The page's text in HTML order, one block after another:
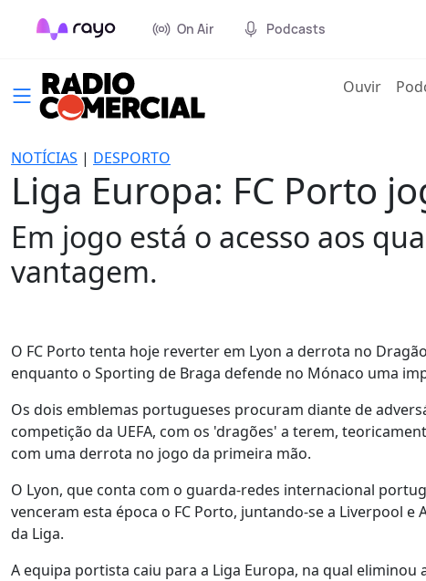
On Air Podcasts
Ouvir
NOTÍCIAS | DESPORTO
Liga Europa: FC Porto
Em jogo está o acesso aos
vantagem.
O FC Porto tenta hoje reverter em Lyon a derrota no
enquanto o Sporting de Braga defende no Mónaco uma
Os dois emblemas portugueses procuram diante de
competição da UEFA, com os 'dragões' a terem,
com uma derrota no jogo da primeira mão.
O Lyon, que conta com o guarda-redes internacional
venceram esta época o FC Porto, juntando-se a Liverpool e
da Liga.
A equipa portista caiu para a Liga Europa, na qual